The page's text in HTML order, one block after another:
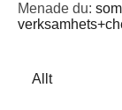
Menade du:
Allt